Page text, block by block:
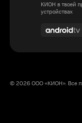
КИОН в твоей
устройствах
© 2026 ООО «КИОН». Все